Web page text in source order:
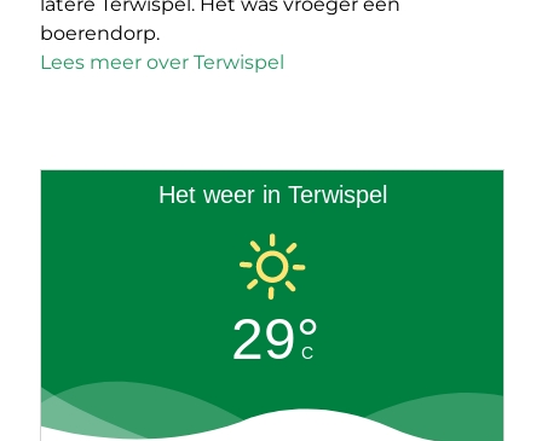
latere Terwispel. Het was vroeger een
boerendorp.
Lees meer over Terwispel
Het weer in Terwispel
29°
C